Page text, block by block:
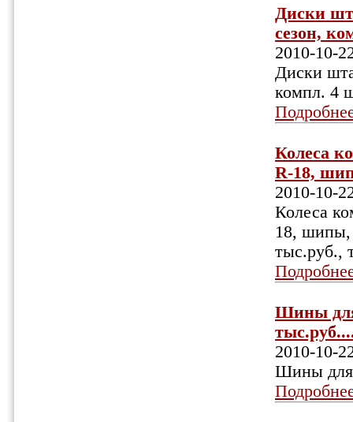
Диски
сезон,
2010-10-
Диски
компл. 4
Колеса
R-18,
2010-10-
Колеса
18, шипы,
тыс.руб.,
Шины
2010-10-
Шины для